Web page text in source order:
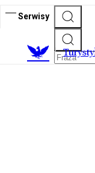
Serwisy
T